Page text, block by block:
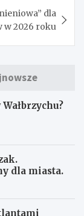
dla
w 2026 roku
dla miasta.